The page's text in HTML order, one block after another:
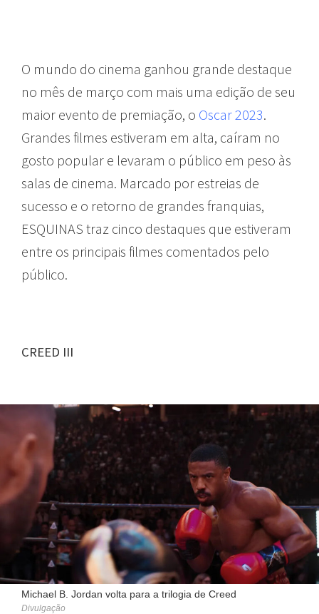
O mundo do cinema ganhou grande destaque
no mês de março com mais uma edição de seu
maior evento de premiação, o Oscar 2023.
Grandes filmes estiveram em alta, caíram no
gosto popular e levaram o público em peso às
salas de cinema. Marcado por estreias de
sucesso e o retorno de grandes franquias,
ESQUINAS traz cinco destaques que estiveram
entre os principais filmes comentados pelo
público.
CREED III
Michael B. Jordan volta para a trilogia de Creed
Divulgação